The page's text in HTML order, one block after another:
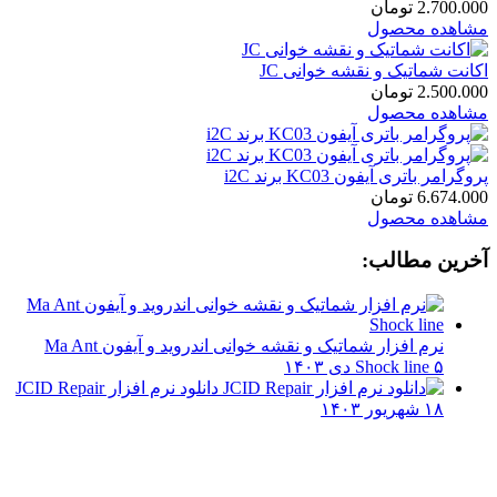
2.700.000 تومان
مشاهده محصول
اکانت شماتیک و نقشه خوانی JC
2.500.000 تومان
مشاهده محصول
پروگرامر باتری آیفون KC03 برند i2C
6.674.000 تومان
مشاهده محصول
آخرین مطالب:
نرم افزار شماتیک و نقشه خوانی اندروید و آیفون Ma Ant
Shock line ۵ دی ۱۴۰۳
دانلود نرم افزار JCID Repair
۱۸ شهریور ۱۴۰۳